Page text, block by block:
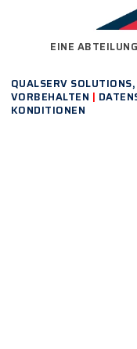
EINE
QUALSERV
VORBEHALTEN |
KONDITIONEN